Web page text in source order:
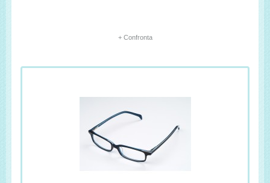
+ Confronta